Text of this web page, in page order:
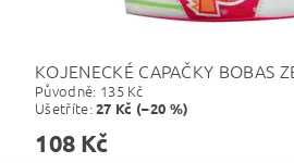
KOJENECKÉ CAPAČKY BOBAS
Původně: 135 Kč
Ušetříte:27 Kč (–20 %)
108 Kč